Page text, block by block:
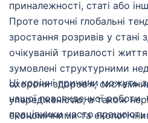
приналежності, статі або
Проте поточні глобальні
зростання розривів у стані
очікуваній тривалості
зумовлені структурними
охорони здоров’я,
упередженістю, а також
економічними та
Ці корінні причини можуть
нашої повсякденної
працівники часто працюють